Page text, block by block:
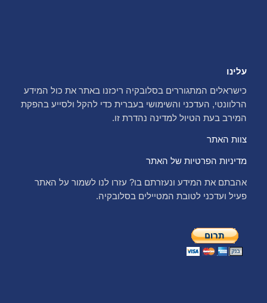
עלינו
כישראלים המתגוררים בסלובקיה ריכזנו באתר את כול המידע
הרלוונטי, העדכני והשימושי בעברית כדי להקל ולסייע בהפקת
המירב בעת הטיול למדינה נהדרת זו.
צוות האתר
מדיניות הפרטיות של האתר
אהבתם את המידע ונעזרתם בו? עזרו לנו לשמור על האתר
פעיל ועדכני לטובת המטיילים בסלובקיה.